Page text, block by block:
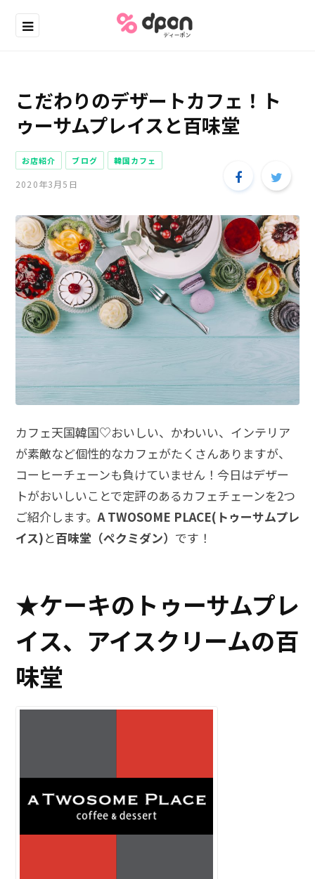
お店紹介 ブログ 韓国カフェ
こだわりのデザートカフェ！ト
ゥーサムプレイスと百味堂
2020年3月5日
カフェ天国韓国♡おいしい、かわいい、インテリア
が素敵など個性的なカフェがたくさんありますが、
コーヒーチェーンも負けていません！今日はデザー
トがおいしいことで定評のあるカフェチェーンを2つ
ご紹介します。A TWOSOME PLACE( トゥーサムプレ
イス)と百味堂（ペクミダン） です！
★ケーキのトゥーサムプレ
イス、アイスクリームの百
味堂